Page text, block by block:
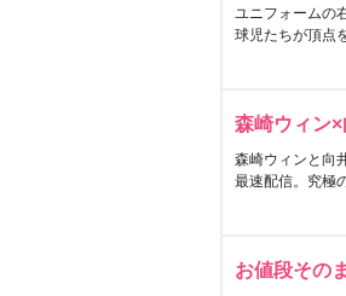
ユニフォームの
球児たちが頂点
森崎ウィン
森崎ウィンと向
最速配信。究極
お値段その